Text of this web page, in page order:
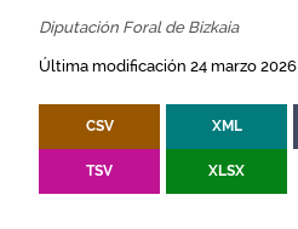
Diputación Foral de Bizkaia
Última modificación 24 marzo 2026
CSV XML
TSV XLSX